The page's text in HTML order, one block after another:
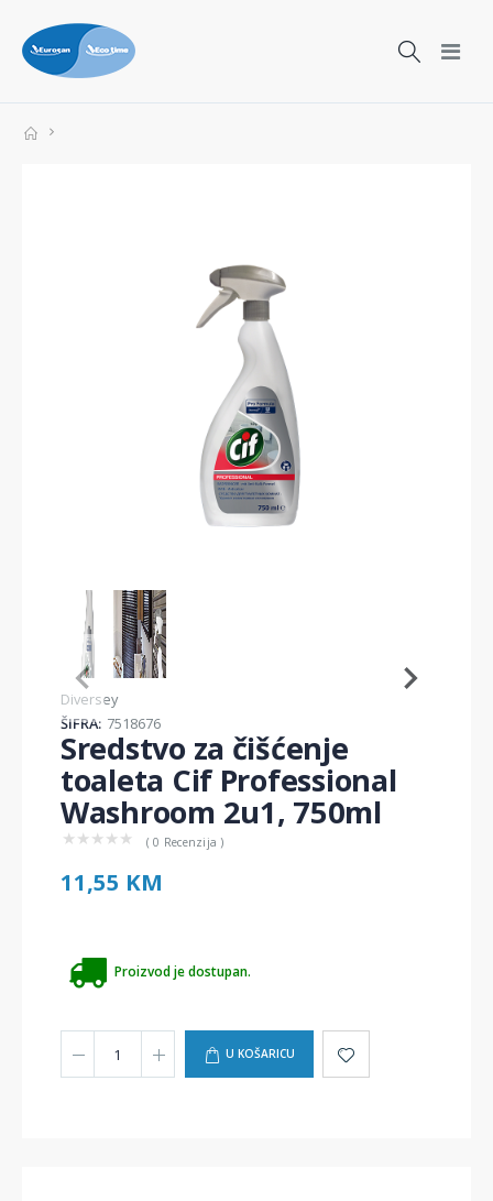
Item
1
of
2
Diversey
ŠIFRA: 7518676
Sredstvo za čišćenje
toaleta Cif Professional
Washroom 2u1, 750ml
★ ★ ★ ★ ★ ( 0 Recenzija )
11,55 KM
Proizvod je dostupan.
U KOŠARICU